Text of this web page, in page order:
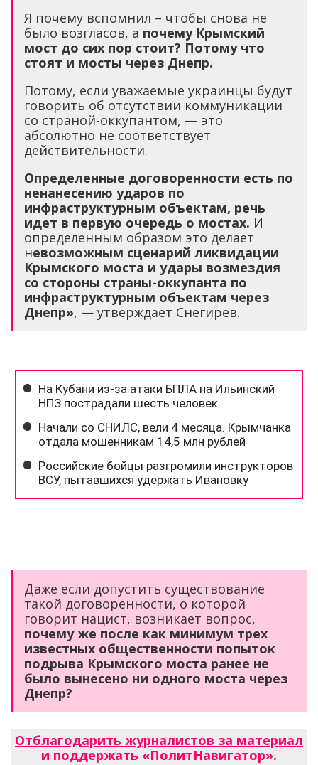
Я почему вспомнил – чтобы снова не
было возгласов, а почему Крымский
мост до сих пор стоит? Потому что
стоят и мосты через Днепр.
Потому, если уважаемые украинцы будут
говорить об отсутствии коммуникации
со страной-оккупантом, — это
абсолютно не соответствует
действительности.
Определенные договоренности есть по
ненанесению ударов по
инфраструктурным объектам, речь
идет в первую очередь о мостах. И
определенным образом это делает
невозможным сценарий ликвидации
Крымского моста и удары возмездия
со стороны страны-оккупанта по
инфраструктурным объектам через
Днепр», — утверждает Снегирев.
Даже если допустить существование
такой договоренности, о которой
говорит нацист, возникает вопрос,
почему же после как минимум трех
известных общественности попыток
подрыва Крымского моста ранее не
было вынесено ни одного моста через
Днепр?
Отблагодарить журналистов за материал
и поддержать «ПолитНавигатор».